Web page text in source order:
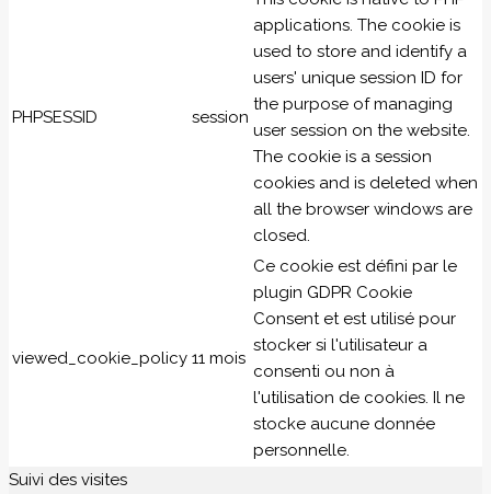
PHPSESSID session
applications. The cookie is
used to store and identify a
users' unique session ID for
the purpose of managing
user session on the website.
The cookie is a session
cookies and is deleted when
all the browser windows are
closed.
viewed_cookie_policy 11 mois
Ce cookie est défini par le
plugin GDPR Cookie
Consent et est utilisé pour
stocker si l'utilisateur a
consenti ou non à
l'utilisation de cookies. Il ne
stocke aucune donnée
personnelle.
Suivi des visites